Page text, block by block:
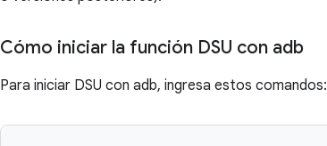
Cómo iniciar la función DSU con adb
Para iniciar DSU con adb, ingresa estos comandos: